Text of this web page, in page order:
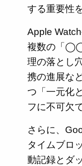
する重要性
Apple
複数の「
理の落とし
携の進展な
つ「一元化
フに不可欠
さらに、
タイムブロ
動記録とダ